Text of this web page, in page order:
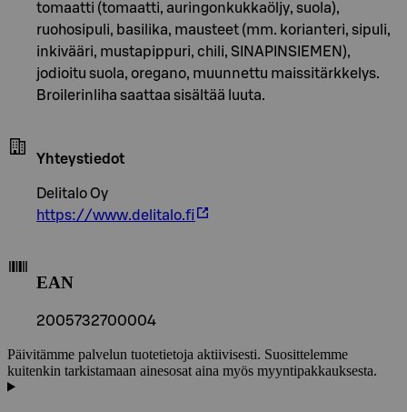
tomaatti (tomaatti, auringonkukkaöljy, suola),
ruohosipuli, basilika, mausteet (mm. korianteri, sipuli,
inkivääri, mustapippuri, chili, SINAPINSIEMEN),
jodioitu suola, oregano, muunnettu maissitärkkelys.
Broilerinliha saattaa sisältää luuta.
Yhteystiedot
Delitalo Oy
https://www.delitalo.fi
EAN
2005732700004
Päivitämme palvelun tuotetietoja aktiivisesti. Suosittelemme
kuitenkin tarkistamaan ainesosat aina myös myyntipakkauksesta.